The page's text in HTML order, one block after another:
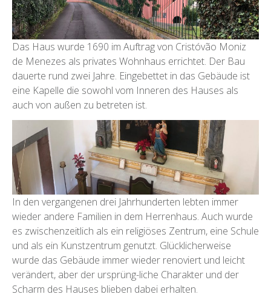
Das Haus wurde 1690 im Auftrag von Cristóvão Moniz
de Menezes als privates Wohnhaus errichtet. Der Bau
dauerte rund zwei Jahre. Eingebettet in das Gebäude ist
eine Kapelle die sowohl vom Inneren des Hauses als
auch von außen zu betreten ist.
In den vergangenen drei Jahrhunderten lebten immer
wieder andere Familien in dem Herrenhaus. Auch wurde
es zwischenzeitlich als ein religiöses Zentrum, eine Schule
und als ein Kunstzentrum genutzt. Glücklicherweise
wurde das Gebäude immer wieder renoviert und leicht
verändert, aber der ursprüng-liche Charakter und der
Scharm des Hauses blieben dabei erhalten.